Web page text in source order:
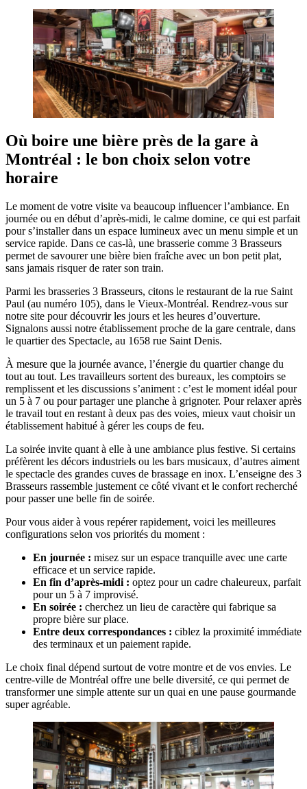
Où boire une bière près de la gare à
Montréal : le bon choix selon votre
horaire
Le moment de votre visite va beaucoup influencer l’ambiance. En
journée ou en début d’après-midi, le calme domine, ce qui est parfait
pour s’installer dans un espace lumineux avec un menu simple et un
service rapide. Dans ce cas-là, une brasserie comme 3 Brasseurs
permet de savourer une bière bien fraîche avec un bon petit plat,
sans jamais risquer de rater son train.
Parmi les brasseries 3 Brasseurs, citons le restaurant de la rue Saint
Paul (au numéro 105), dans le Vieux-Montréal. Rendrez-vous sur
notre site pour découvrir les jours et les heures d’ouverture.
Signalons aussi notre établissement proche de la gare centrale, dans
le quartier des Spectacle, au 1658 rue Saint Denis.
À mesure que la journée avance, l’énergie du quartier change du
tout au tout. Les travailleurs sortent des bureaux, les comptoirs se
remplissent et les discussions s’animent : c’est le moment idéal pour
un 5 à 7 ou pour partager une planche à grignoter. Pour relaxer après
le travail tout en restant à deux pas des voies, mieux vaut choisir un
établissement habitué à gérer les coups de feu.
La soirée invite quant à elle à une ambiance plus festive. Si certains
préfèrent les décors industriels ou les bars musicaux, d’autres aiment
le spectacle des grandes cuves de brassage en inox. L’enseigne des 3
Brasseurs rassemble justement ce côté vivant et le confort recherché
pour passer une belle fin de soirée.
Pour vous aider à vous repérer rapidement, voici les meilleures
configurations selon vos priorités du moment :
En journée : misez sur un espace tranquille avec une carte
efficace et un service rapide.
En fin d’après-midi : optez pour un cadre chaleureux, parfait
pour un 5 à 7 improvisé.
En soirée : cherchez un lieu de caractère qui fabrique sa
propre bière sur place.
Entre deux correspondances : ciblez la proximité immédiate
des terminaux et un paiement rapide.
Le choix final dépend surtout de votre montre et de vos envies. Le
centre-ville de Montréal offre une belle diversité, ce qui permet de
transformer une simple attente sur un quai en une pause gourmande
super agréable.